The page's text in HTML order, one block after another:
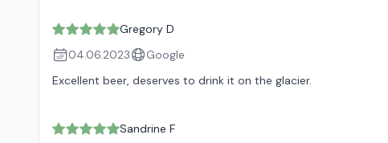
Gregory D
04.06.2023
Google
Excellent beer, deserves to drink it on the glacier.
Sandrine F